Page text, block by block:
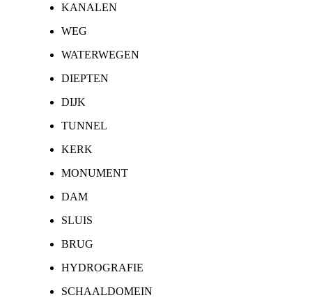
KANALEN
WEG
WATERWEGEN
DIEPTEN
DIJK
TUNNEL
KERK
MONUMENT
DAM
SLUIS
BRUG
HYDROGRAFIE
SCHAALDOMEIN